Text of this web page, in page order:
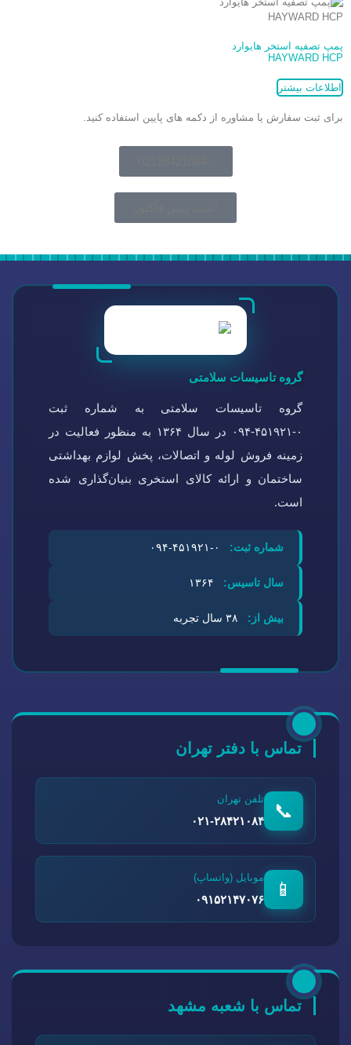
پمپ تصفیه استخر هایوارد
HAYWARD HCP
اطلاعات بیشتر
برای ثبت سفارش یا مشاوره از دکمه های پایین استفاده کنید.
گروه تاسیسات سلامتی
گروه تاسیسات سلامتی به شماره ثبت
۰-۴۵۱۹۲۱-۰۹۴ در سال ۱۳۶۴ به منظور فعالیت در
زمینه فروش لوله و اتصالات، پخش لوازم بهداشتی
ساختمان و ارائه کالای استخری بنیان‌گذاری شده
است.
شماره ثبت:
سال تاسیس:
بیش از:
تماس با دفتر تهران
📞
تلفن تهران
۰۲۱-۲۸۴۲۱۰۸۴
📱
موبایل (واتساپ)
۰۹۱۵۲۱۴۷۰۷۶
تماس با شعبه مشهد